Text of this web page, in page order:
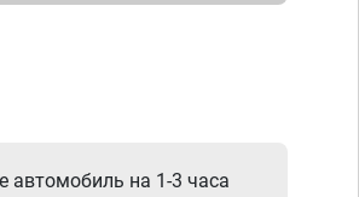
автомобиль на 1-3 часа